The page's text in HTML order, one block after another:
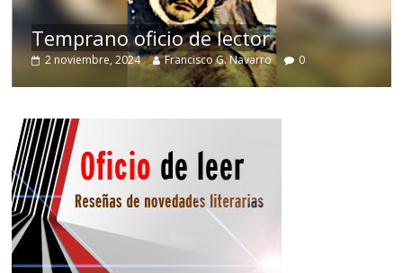
Temprano oficio de lector
2 noviembre, 2024 Francisco G. Navarro 0